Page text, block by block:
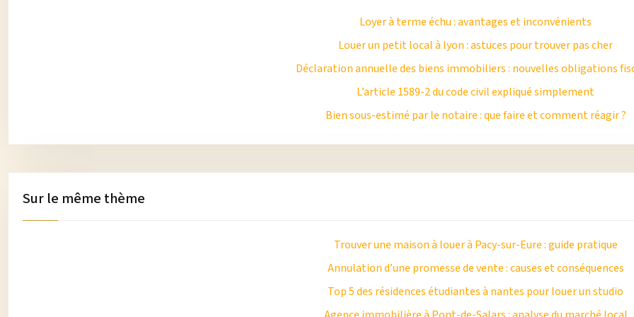
Loyer à terme échu : avantages et inconvénients
Louer un petit local à lyon : astuces pour trouver pas cher
Déclaration annuelle des biens immobiliers : nouvelles obligations
L’article 1589-2 du code civil expliqué simplement
Bien sous-estimé par le notaire : que faire et comment réagir ?
Sur le même thème
Trouver une maison à louer à Pacy-sur-Eure : guide pratique
Annulation d’une promesse de vente : causes et conséquences
Top 5 des résidences étudiantes à nantes pour louer un studio